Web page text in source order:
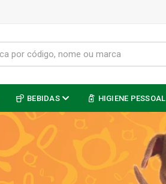
BEBIDAS HIGIENE PESSOAL